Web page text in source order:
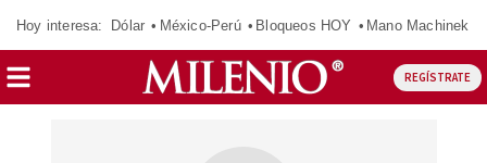
Hoy interesa: Dólar México-Perú Bloqueos HOY Mano Machinek
REGÍSTRATE